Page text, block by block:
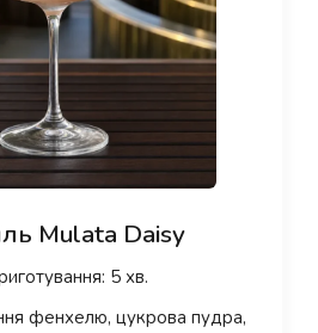
Mulata Daisy
5 хв.
фенхелю, цукрова пудра,